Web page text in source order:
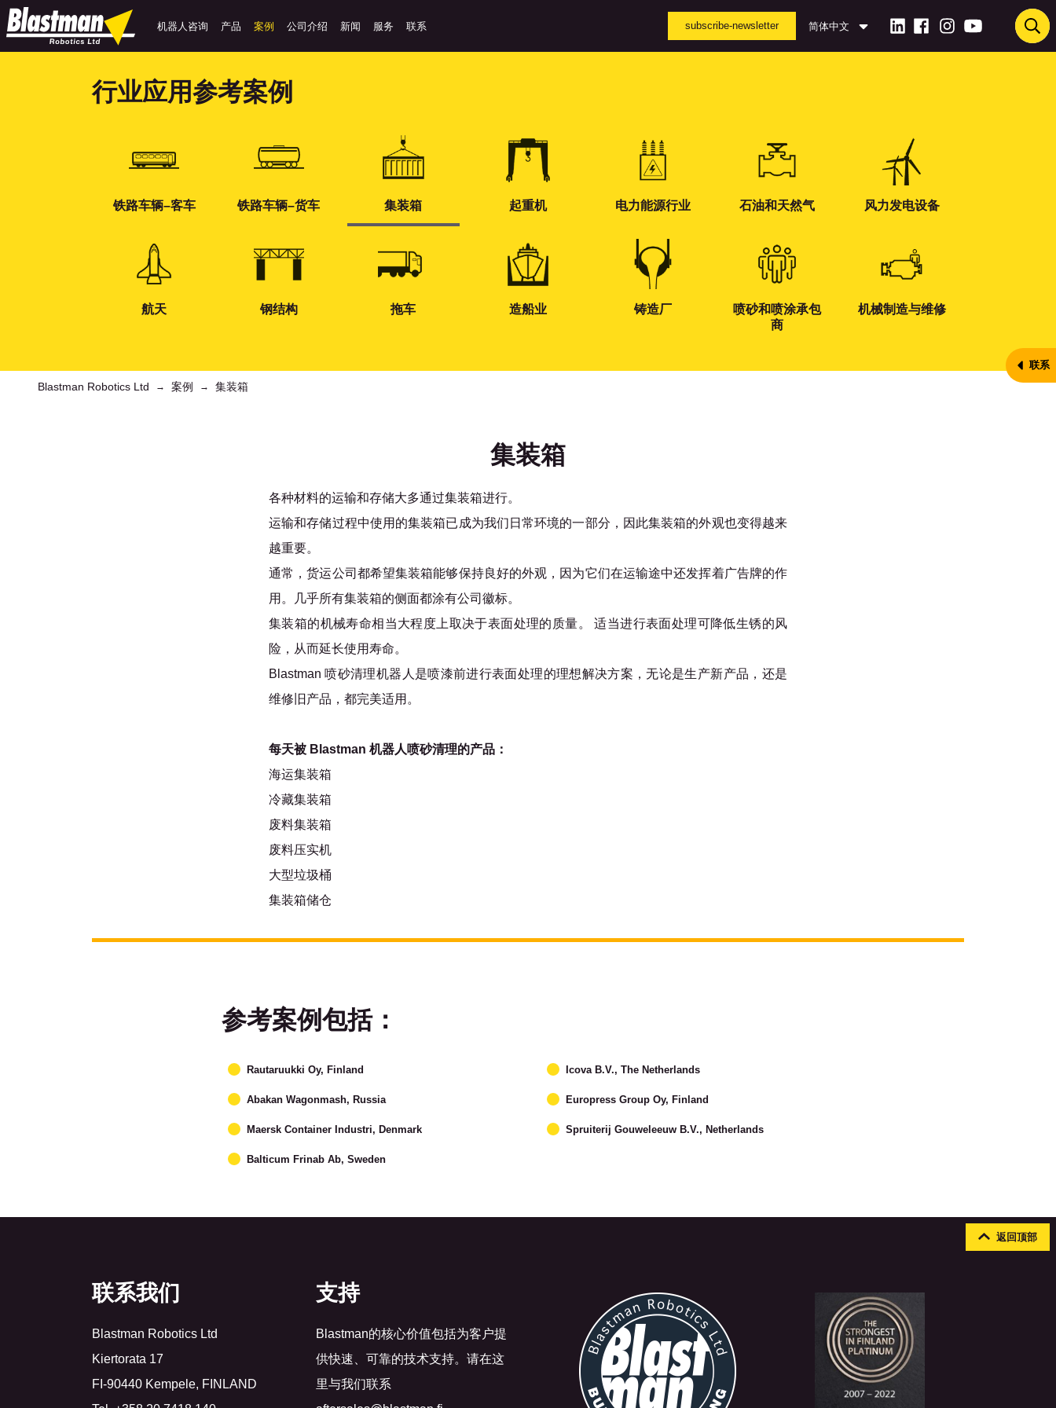
机器人咨询 产品 案例 公司介绍 新闻 服务 联系 subscribe-newsletter 简体中文
行业应用参考案例
铁路车辆–客车 铁路车辆–货车 集装箱 起重机 电力能源行业 石油和天然气 风力发电设备
航天 钢结构 拖车 造船业 铸造厂
喷砂和喷涂承包
商
机械制造与维修
Blastman Robotics Ltd → 案例 → 集装箱
集装箱
各种材料的运输和存储大多通过集装箱进行。
运输和存储过程中使用的集装箱已成为我们日常环境的一部分，因此集装箱的外观也变得越来
越重要。
通常，货运公司都希望集装箱能够保持良好的外观，因为它们在运输途中还发挥着广告牌的作
用。几乎所有集装箱的侧面都涂有公司徽标。
集装箱的机械寿命相当大程度上取决于表面处理的质量。 适当进行表面处理可降低生锈的风
险，从而延长使用寿命。
Blastman 喷砂清理机器人是喷漆前进行表面处理的理想解决方案，无论是生产新产品，还是
维修旧产品，都完美适用。
每天被 Blastman 机器人喷砂清理的产品：
海运集装箱
冷藏集装箱
废料集装箱
废料压实机
大型垃圾桶
集装箱储仓
参考案例包括：
Rautaruukki Oy, Finland
Abakan Wagonmash, Russia
Maersk Container Industri, Denmark
Balticum Frinab Ab, Sweden
Icova B.V., The Netherlands
Europress Group Oy, Finland
Spruiterij Gouweleeuw B.V., Netherlands
联系
返回顶部
联系我们
Blastman Robotics Ltd
Kiertorata 17
FI-90440 Kempele, FINLAND
支持
Blastman的核心价值包括为客户提
供快速、可靠的技术支持。请在这
里与我们联系